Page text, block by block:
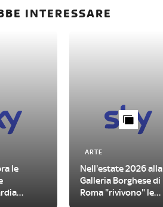
INTERESSARE
le
ARTE
Nell'estate 2026 alla
Galleria Borghese di
Roma "rivivono" le